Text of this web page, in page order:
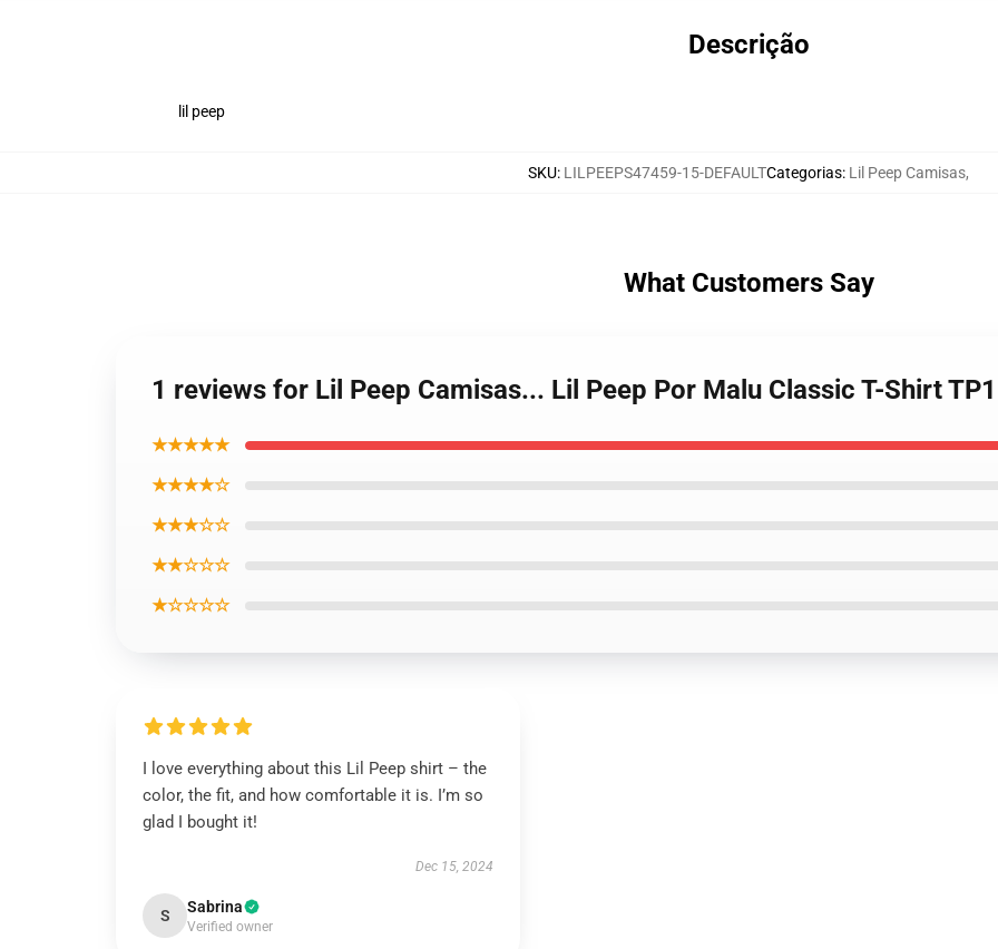
Descrição
lil peep
SKU: LILPEEPS47459-15-DEFAULTCategorias: Lil Peep Camisas,
What Customers Say
1 reviews for Lil Peep Camisas... Lil Peep Por Malu Classic T-Shirt
★★★★★
★★★★☆
★★★☆☆
★★☆☆☆
★☆☆☆☆
I love everything about this Lil Peep shirt – the
color, the fit, and how comfortable it is. I’m so
glad I bought it!
Dec 15, 2024
S Sabrina
Verified owner